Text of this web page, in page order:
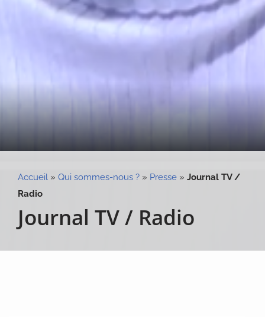
Accueil » Qui sommes-nous ? » Presse » Journal TV /
Radio
Journal TV / Radio